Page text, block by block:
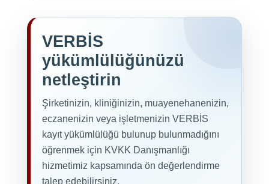
VERBİS
yükümlülüğünüzü
netleştirin
Şirketinizin, kliniğinizin, muayenehanenizin,
eczanenizin veya işletmenizin VERBİS
kayıt yükümlülüğü bulunup bulunmadığını
öğrenmek için KVKK Danışmanlığı
hizmetimiz kapsamında ön değerlendirme
talep edebilirsiniz.